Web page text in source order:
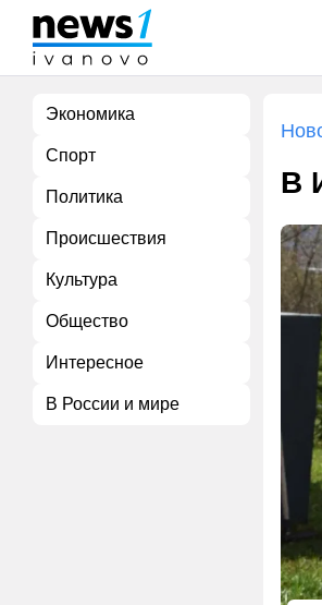
Экономика
Спорт
Политика
Происшествия
Культура
Общество
Интересное
В России и мире
В